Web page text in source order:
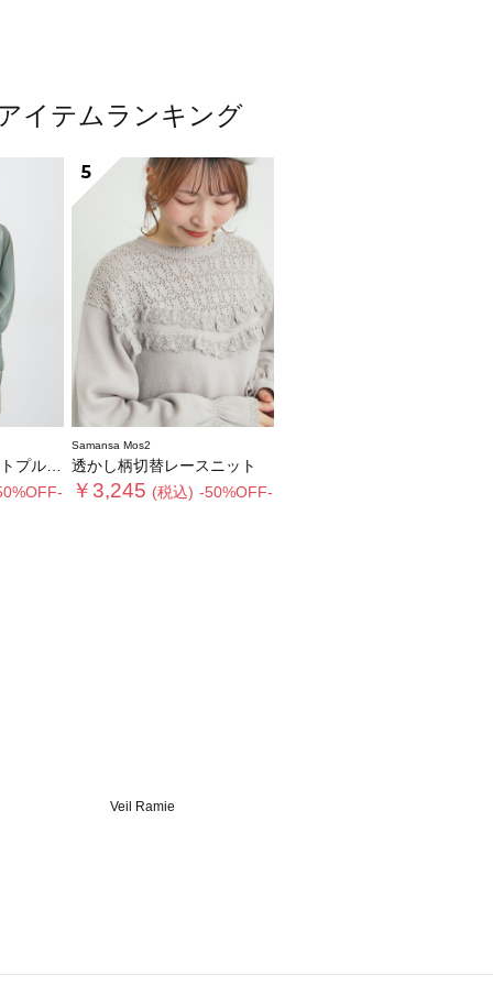
イテムランキング
ーバー
5
Samansa Mos2
透かし柄切替レースニット
￥3,245 (税込) -50%OFF-